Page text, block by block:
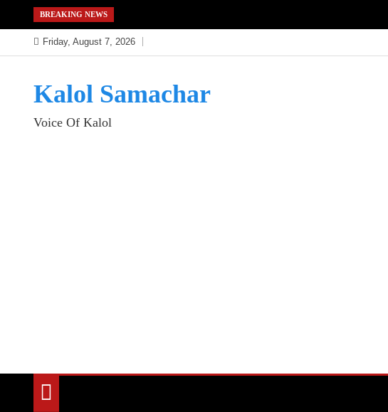
to
content
BREAKING NEWS
Friday, August 7, 2026
Kalol Samachar
Voice Of Kalol